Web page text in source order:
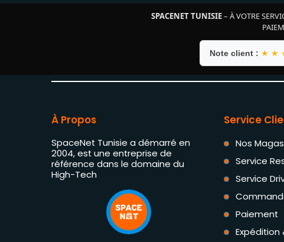
SPACENET TUNISIE– À VOTRE
Note client : ★ ★
À Propos
SpaceNet Tunisie a démarré en
2004, est une entreprise de
référence dans le domaine du
High-Tech
Service
Nos
Service
Service
Paiement
Expédition